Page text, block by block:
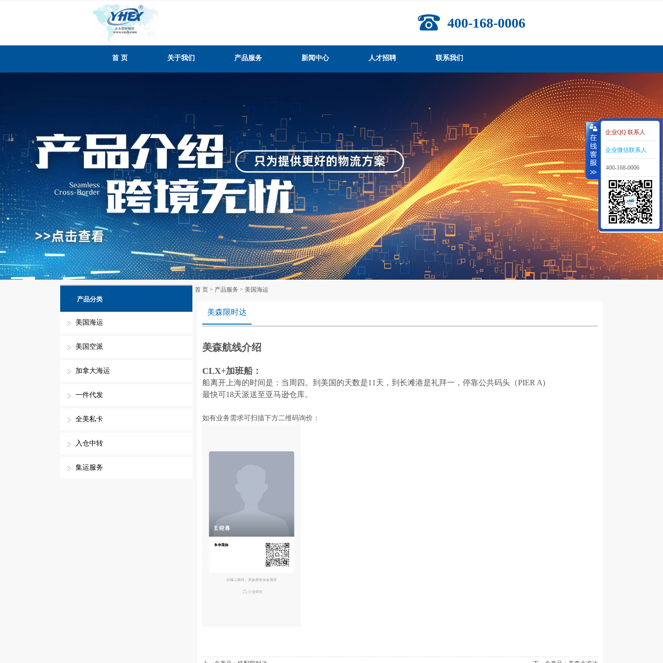
400-168-0006
首 页 关于我们 产品服务 新闻中心 人才招聘 联系我们
产品分类
美国海运
美国空派
加拿大海运
一件代发
全美私卡
入仓中转
集运服务
首 页> 产品服务 > 美国海运
美森限时达
美森航线介绍
CLX+加班船：
船离开上海的时间是：当周四。到美国的天数是11天，到长滩港是礼拜一，停靠公共码头（PIER A)
最快可18天派送至亚马逊仓库。
如有业务需求可扫描下方二维码询价：
企业QQ 联系人
企业微信联系人
400-168-0006